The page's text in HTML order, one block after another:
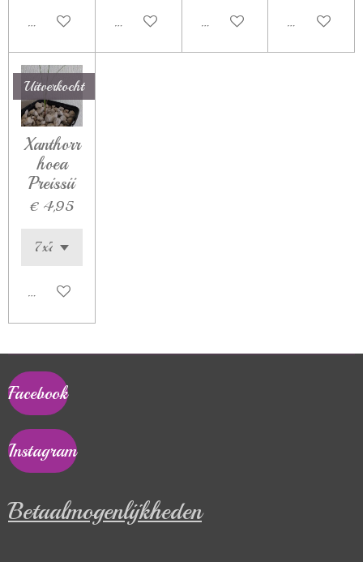
Houd mij op de hoogteHoud mij op de hoogteHoud mij op de hoogte
Houd mij op
Uitverkocht
Xanthorr
hoea
Preissii
€ 4,95
Houd mij op de hoogte
Facebook
Instagram
Betaalmogenlijkheden